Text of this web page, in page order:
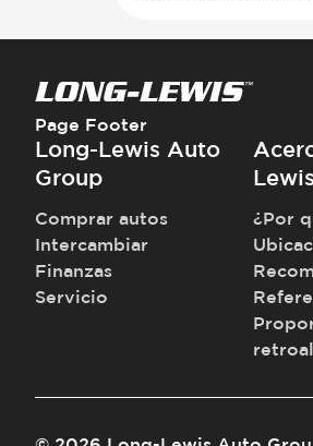
Page Footer
Long-Lewis Auto
Group
Comprar autos
Intercambiar
Finanzas
Servicio
Lewis
¿Por